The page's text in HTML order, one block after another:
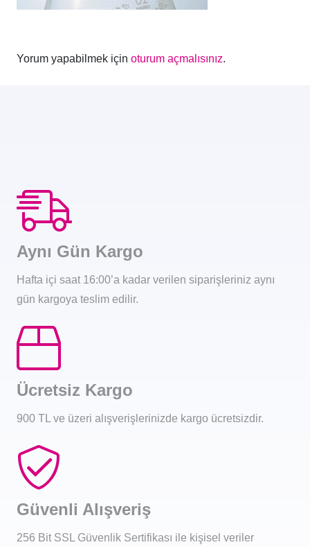
Yorum yapabilmek için oturum açmalısınız.
Aynı Gün Kargo
Hafta içi saat 16:00’a kadar verilen siparişleriniz aynı
gün kargoya teslim edilir.
Ücretsiz Kargo
900 TL ve üzeri alışverişlerinizde kargo ücretsizdir.
Güvenli Alışveriş
256 Bit SSL Güvenlik Sertifikası ile kişisel veriler